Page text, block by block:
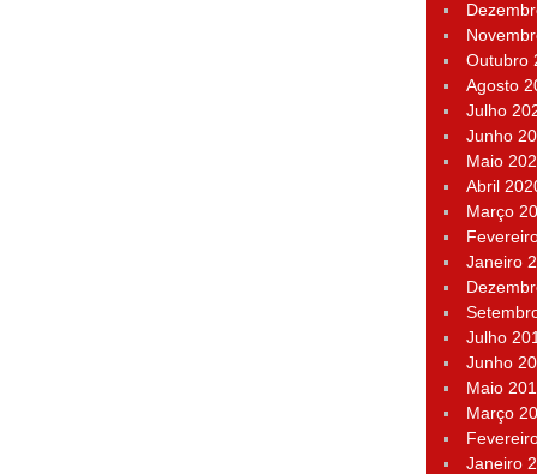
Outubro
Agosto
Julho
Junho
Maio
Abril
Março
Janeiro
Julho
Junho
Maio
Março
Janeiro